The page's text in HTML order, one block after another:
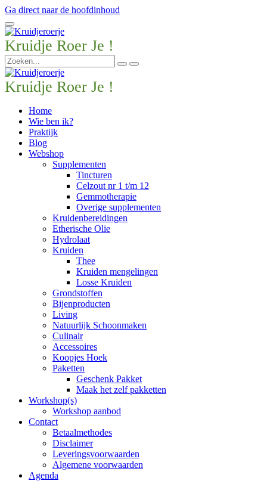
Ga direct naar de hoofdinhoud
Kruidje Roer Je !
Kruidje Roer Je !
Home
Wie ben ik?
Praktijk
Blog
Webshop
Supplementen
Tincturen
Celzout nr 1 t/m 12
Gemmotherapie
Overige supplementen
Kruidenbereidingen
Etherische Olie
Hydrolaat
Kruiden
Thee
Kruiden mengelingen
Losse Kruiden
Grondstoffen
Bijenproducten
Living
Natuurlijk Schoonmaken
Culinair
Accessoires
Koopjes Hoek
Paketten
Geschenk Pakket
Maak het zelf pakketten
Workshop(s)
Workshop aanbod
Contact
Betaalmethodes
Disclaimer
Leveringsvoorwaarden
Algemene voorwaarden
Agenda